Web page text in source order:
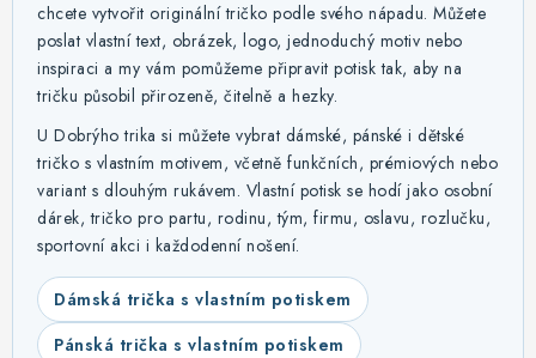
PRO PÁRY
VLASTNÍ MOTIV
TRIČKA
MIKINY
OKAMŽITĚ K ODBĚRU
B2B
chcete vytvořit originální tričko podle svého nápadu. Můžete
poslat vlastní text, obrázek, logo, jednoduchý motiv nebo
inspiraci a my vám pomůžeme připravit potisk tak, aby na
tričku působil přirozeně, čitelně a hezky.
U Dobrýho trika si můžete vybrat dámské, pánské i dětské
tričko s vlastním motivem, včetně funkčních, prémiových nebo
variant s dlouhým rukávem. Vlastní potisk se hodí jako osobní
dárek, tričko pro partu, rodinu, tým, firmu, oslavu, rozlučku,
sportovní akci i každodenní nošení.
Dámská trička s vlastním potiskem
Pánská trička s vlastním potiskem